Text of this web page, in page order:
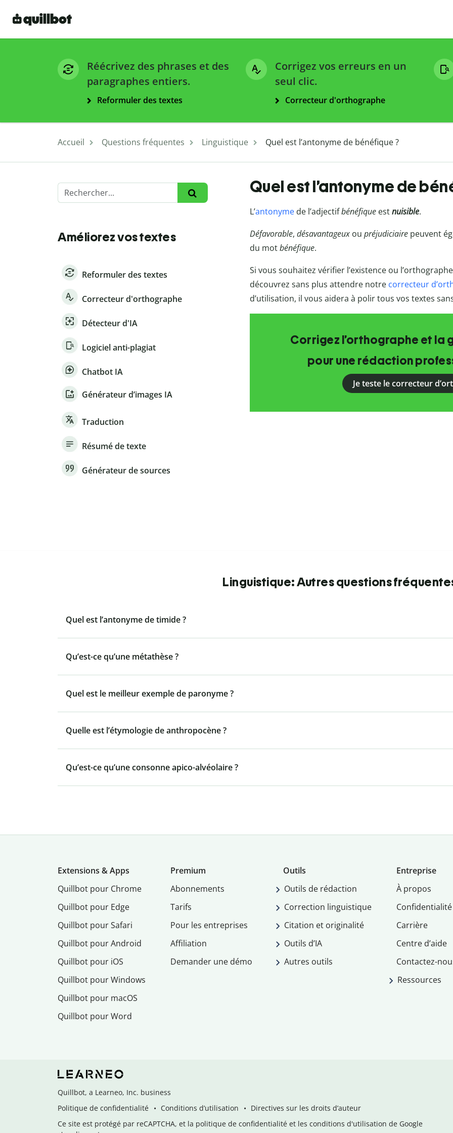
Réécrivez des phrases et des
paragraphes entiers.
Reformuler des textes
Corrigez vos erreurs en un
seul clic.
Correcteur d'orthographe
Accueil Questions fréquentes Linguistique Quel est l’antonyme de bénéfique ?
Améliorez vos textes
Reformuler des textes
Correcteur d'orthographe
Détecteur d'IA
Logiciel anti-plagiat
Chatbot IA
Générateur d’images IA
Traduction
Résumé de texte
Générateur de sources
Quel est l’antonyme de
L’antonymede l’adjectifbénéfiqueestnuisible.
Défavorable, désavantageuxou préjudiciairepeuvent
du motbénéfique.
Si vous souhaitez vérifier l’existence ou
découvrez sans plus attendre notre correcteur
d’utilisation, il vous aidera à polir tous vos textes
Corrigez l’orthographe et la
pour une rédaction
Je teste le correcteur
Linguistique: Autres questions
Quel est l’antonyme de timide ?
Qu’est-ce qu’une métathèse ?
Quel est le meilleur exemple de paronyme ?
Quelle est l’étymologie de anthropocène ?
Qu’est-ce qu’une consonne apico-alvéolaire ?
Extensions & Apps
Quillbot pour Chrome
Quillbot pour Edge
Quillbot pour Safari
Quillbot pour Android
Quillbot pour iOS
Quillbot pour Windows
Quillbot pour macOS
Quillbot pour Word
Premium
Abonnements
Tarifs
Pour les entreprises
Affiliation
Demander une démo
Outils
Outils de rédaction
Correction linguistique
Citation et originalité
Outils d’IA
Autres outils
Entreprise
À propos
Confidentialité
Carrière
Centre d’aide
Contactez-
Ressources
Quillbot, a Learneo, Inc. business
Politique de confidentialité
Conditions d’utilisation
Directives sur les droits d’auteur
Ce site est protégé par reCAPTCHA, et la politique de confidentialité et les conditions d'utilisation de Google